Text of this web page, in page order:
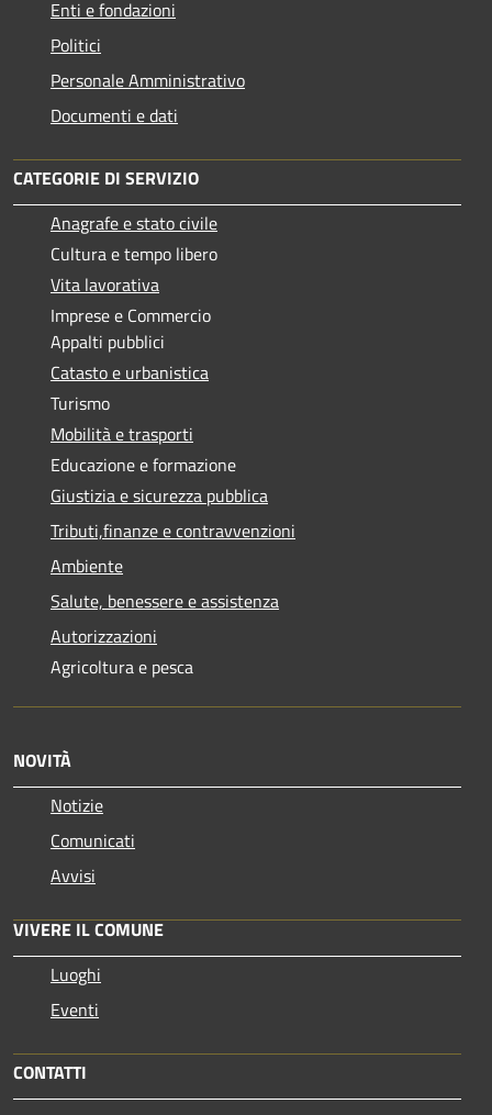
Enti e fondazioni
Politici
Personale Amministrativo
Documenti e dati
CATEGORIE DI SERVIZIO
Anagrafe e stato civile
Cultura e tempo libero
Vita lavorativa
Imprese e Commercio
Appalti pubblici
Catasto e urbanistica
Turismo
Mobilità e trasporti
Educazione e formazione
Giustizia e sicurezza pubblica
Tributi,finanze e contravvenzioni
Ambiente
Salute, benessere e assistenza
Autorizzazioni
Agricoltura e pesca
NOVITÀ
Notizie
Comunicati
Avvisi
VIVERE IL COMUNE
Luoghi
Eventi
CONTATTI